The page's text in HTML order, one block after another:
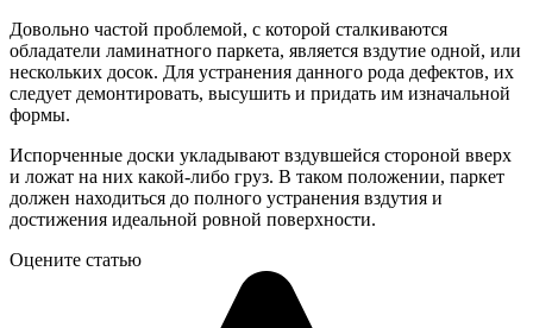
Довольно частой проблемой, с которой сталкиваются
обладатели ламинатного паркета, является вздутие одной, или
нескольких досок. Для устранения данного рода дефектов, их
следует демонтировать, высушить и придать им изначальной
формы.
Испорченные доски укладывают вздувшейся стороной вверх
и ложат на них какой-либо груз. В таком положении, паркет
должен находиться до полного устранения вздутия и
достижения идеальной ровной поверхности.
Оцените статью